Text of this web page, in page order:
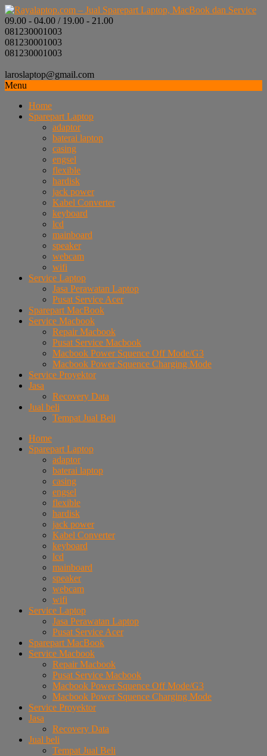
09.00 - 04.00 / 19.00 - 21.00
081230001003
081230001003
081230001003
laroslaptop@gmail.com
Menu
Home
Sparepart Laptop
adaptor
baterai laptop
casing
engsel
flexible
hardisk
jack power
Kabel Converter
keyboard
lcd
mainboard
speaker
webcam
wifi
Service Laptop
Jasa Perawatan Laptop
Pusat Service Acer
Sparepart MacBook
Service Macbook
Repair Macbook
Pusat Service Macbook
Macbook Power Squence Off Mode/G3
Macbook Power Squence Charging Mode
Service Proyektor
Jasa
Recovery Data
Jual beli
Tempat Jual Beli
Home
Sparepart Laptop
adaptor
baterai laptop
casing
engsel
flexible
hardisk
jack power
Kabel Converter
keyboard
lcd
mainboard
speaker
webcam
wifi
Service Laptop
Jasa Perawatan Laptop
Pusat Service Acer
Sparepart MacBook
Service Macbook
Repair Macbook
Pusat Service Macbook
Macbook Power Squence Off Mode/G3
Macbook Power Squence Charging Mode
Service Proyektor
Jasa
Recovery Data
Jual beli
Tempat Jual Beli